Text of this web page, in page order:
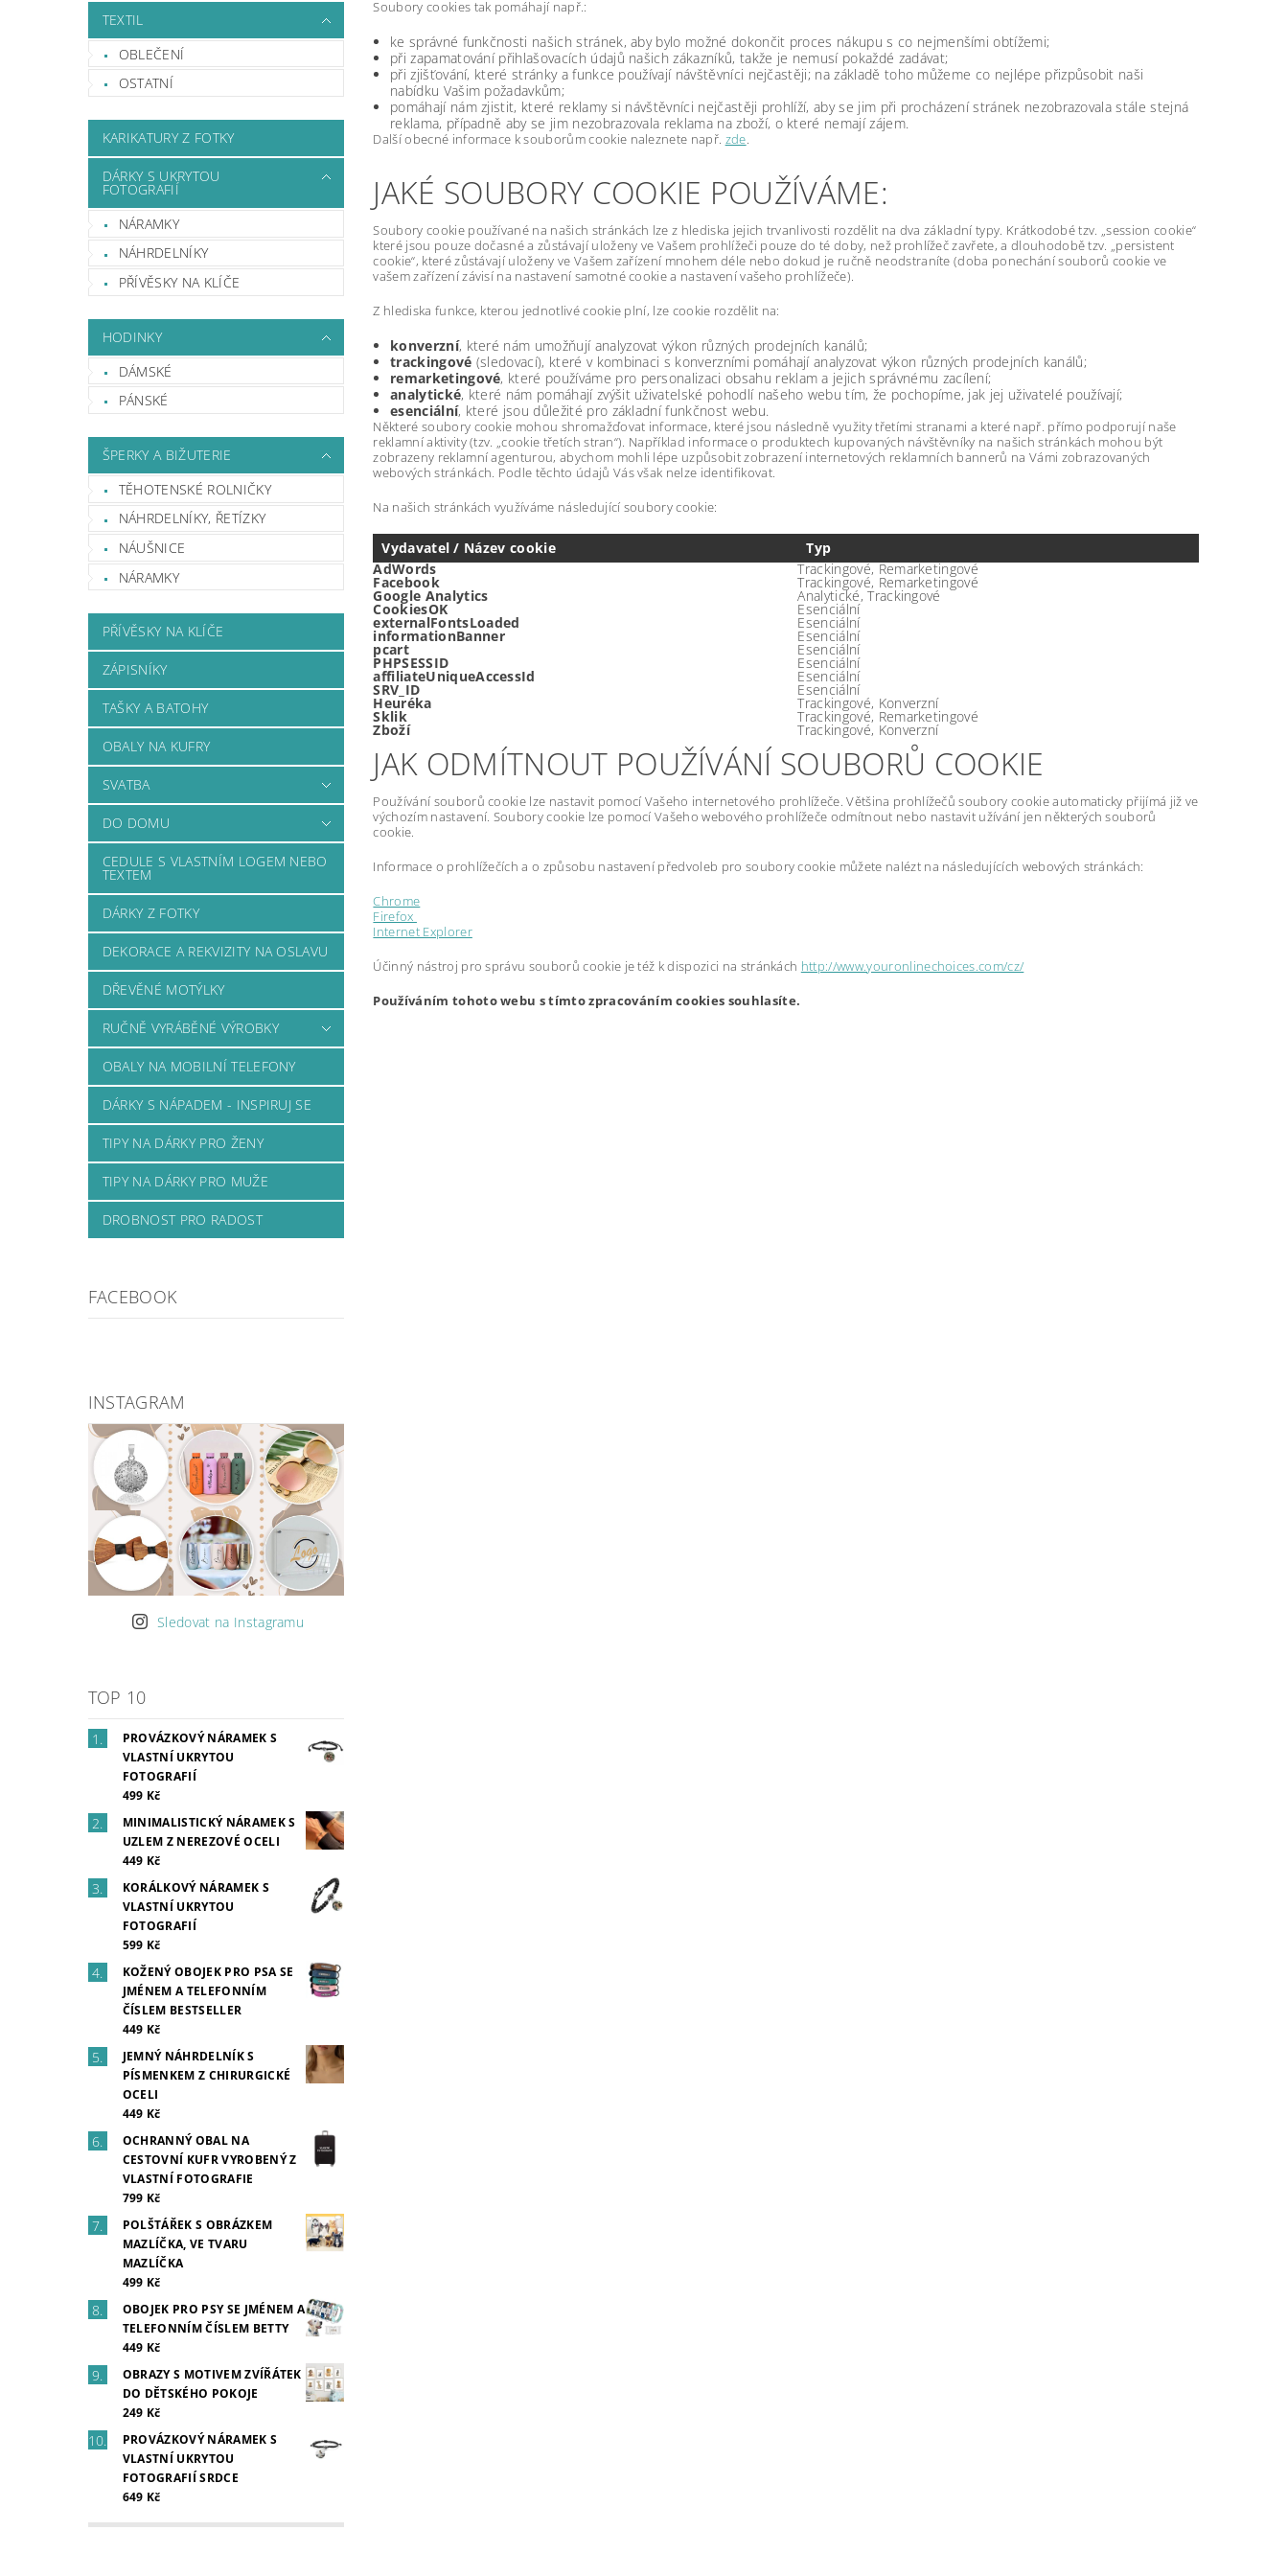
TEXTIL
OBLEČENÍ
OSTATNÍ
KARIKATURY Z FOTKY
DÁRKY S UKRYTOU
FOTOGRAFIÍ
NÁRAMKY
NÁHRDELNÍKY
PŘÍVĚSKY NA KLÍČE
HODINKY
DÁMSKÉ
PÁNSKÉ
ŠPERKY A BIŽUTERIE
TĚHOTENSKÉ ROLNIČKY
NÁHRDELNÍKY, ŘETÍZKY
NÁUŠNICE
NÁRAMKY
PŘÍVĚSKY NA KLÍČE
ZÁPISNÍKY
TAŠKY A BATOHY
OBALY NA KUFRY
SVATBA
DO DOMU
CEDULE S VLASTNÍM LOGEM NEBO
TEXTEM
DÁRKY Z FOTKY
DEKORACE A REKVIZITY NA OSLAVU
DŘEVĚNÉ MOTÝLKY
RUČNĚ VYRÁBĚNÉ VÝROBKY
OBALY NA MOBILNÍ TELEFONY
DÁRKY S NÁPADEM - INSPIRUJ SE
TIPY NA DÁRKY PRO ŽENY
TIPY NA DÁRKY PRO MUŽE
DROBNOST PRO RADOST
FACEBOOK
INSTAGRAM
Sledovat na Instagramu
TOP 10
PROVÁZKOVÝ NÁRAMEK S
VLASTNÍ UKRYTOU
FOTOGRAFIÍ
499 Kč
MINIMALISTICKÝ NÁRAMEK S
UZLEM Z NEREZOVÉ OCELI
449 Kč
KORÁLKOVÝ NÁRAMEK S
VLASTNÍ UKRYTOU
FOTOGRAFIÍ
599 Kč
KOŽENÝ OBOJEK PRO PSA SE
JMÉNEM A TELEFONNÍM
ČÍSLEM BESTSELLER
449 Kč
JEMNÝ NÁHRDELNÍK S
PÍSMENKEM Z CHIRURGICKÉ
OCELI
449 Kč
OCHRANNÝ OBAL NA
CESTOVNÍ KUFR VYROBENÝ Z
VLASTNÍ FOTOGRAFIE
799 Kč
POLŠTÁŘEK S OBRÁZKEM
MAZLÍČKA, VE TVARU
MAZLÍČKA
499 Kč
OBOJEK PRO PSY SE JMÉNEM A
TELEFONNÍM ČÍSLEM BETTY
449 Kč
OBRAZY S MOTIVEM ZVÍŘÁTEK
DO DĚTSKÉHO POKOJE
249 Kč
PROVÁZKOVÝ NÁRAMEK S
VLASTNÍ UKRYTOU
FOTOGRAFIÍ SRDCE
649 Kč
Soubory cookies tak pomáhají např.:
ke správné funkčnosti našich stránek, aby bylo možné dokončit proces nákupu s co nejmenšími obtížemi;
při zapamatování přihlašovacích údajů našich zákazníků, takže je nemusí pokaždé zadávat;
při zjišťování, které stránky a funkce používají návštěvníci nejčastěji; na základě toho můžeme co nejlépe přizpůsobit naši
nabídku Vašim požadavkům;
pomáhají nám zjistit, které reklamy si návštěvníci nejčastěji prohlíží, aby se jim při procházení stránek nezobrazovala stále stejná
reklama, případně aby se jim nezobrazovala reklama na zboží, o které nemají zájem.
Další obecné informace k souborům cookie naleznete např. zde.
JAKÉ SOUBORY COOKIE POUŽÍVÁME:
Soubory cookie používané na našich stránkách lze z hlediska jejich trvanlivosti rozdělit na dva základní typy. Krátkodobé tzv. „session cookie“
které jsou pouze dočasné a zůstávají uloženy ve Vašem prohlížeči pouze do té doby, než prohlížeč zavřete, a dlouhodobě tzv. „persistent
cookie“, které zůstávají uloženy ve Vašem zařízení mnohem déle nebo dokud je ručně neodstraníte (doba ponechání souborů cookie ve
vašem zařízení závisí na nastavení samotné cookie a nastavení vašeho prohlížeče).
Z hlediska funkce, kterou jednotlivé cookie plní, lze cookie rozdělit na:
konverzní, které nám umožňují analyzovat výkon různých prodejních kanálů;
trackingové (sledovací), které v kombinaci s konverzními pomáhají analyzovat výkon různých prodejních kanálů;
remarketingové, které používáme pro personalizaci obsahu reklam a jejich správnému zacílení;
analytické, které nám pomáhají zvýšit uživatelské pohodlí našeho webu tím, že pochopíme, jak jej uživatelé používají;
esenciální, které jsou důležité pro základní funkčnost webu.
Některé soubory cookie mohou shromažďovat informace, které jsou následně využity třetími stranami a které např. přímo podporují naše
reklamní aktivity (tzv. „cookie třetích stran“). Například informace o produktech kupovaných návštěvníky na našich stránkách mohou být
zobrazeny reklamní agenturou, abychom mohli lépe uzpůsobit zobrazení internetových reklamních bannerů na Vámi zobrazovaných
webových stránkách. Podle těchto údajů Vás však nelze identifikovat.
Na našich stránkách využíváme následující soubory cookie:
Vydavatel / Název cookie
Typ
AdWords
Trackingové, Remarketingové
Facebook Trackingové, Remarketingové
Google Analytics Analytické, Trackingové
CookiesOK Esenciální
externalFontsLoaded Esenciální
informationBanner Esenciální
pcart Esenciální
PHPSESSID Esenciální
affiliateUniqueAccessId Esenciální
SRV_ID Esenciální
Heuréka Trackingové, Konverzní
Sklik Trackingové, Remarketingové
Zboží Trackingové, Konverzní
JAK ODMÍTNOUT POUŽÍVÁNÍ SOUBORŮ COOKIE
Používání souborů cookie lze nastavit pomocí Vašeho internetového prohlížeče. Většina prohlížečů soubory cookie automaticky přijímá již ve
výchozím nastavení. Soubory cookie lze pomocí Vašeho webového prohlížeče odmítnout nebo nastavit užívání jen některých souborů
cookie.
Informace o prohlížečích a o způsobu nastavení předvoleb pro soubory cookie můžete nalézt na následujících webových stránkách:
Chrome
Firefox
Internet Explorer
Účinný nástroj pro správu souborů cookie je též k dispozici na stránkách http://www.youronlinechoices.com/cz/
Používáním tohoto webu s tímto zpracováním cookies souhlasíte.